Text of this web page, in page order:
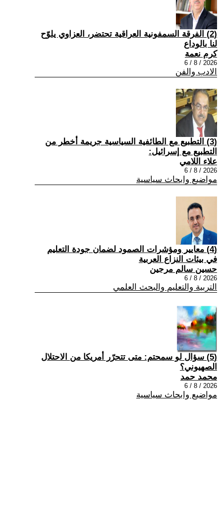
(2) الفرقة السمفونية العراقية تحتضر، العزاوي يلوّح
لنا بالوداع
كرم نعمة
2026 / 8 / 6
الادب والفن
(3) التطبيع مع الطائفية السياسية جريمة أخطر من
التطبيع مع إسرائيل:
علاء اللامي
2026 / 8 / 6
مواضيع وابحاث سياسية
(4) معايير ومؤشرات الصمود لضمان جودة التعليم
في بيئات النزاع العربية
حسين سالم مرجين
2026 / 8 / 6
التربية والتعليم والبحث العلمي
(5) سؤال لو سمحتم: متى تتحرّر أمريكا من الاحتلال
الصهيوني؟
محمد حمد
2026 / 8 / 6
مواضيع وابحاث سياسية